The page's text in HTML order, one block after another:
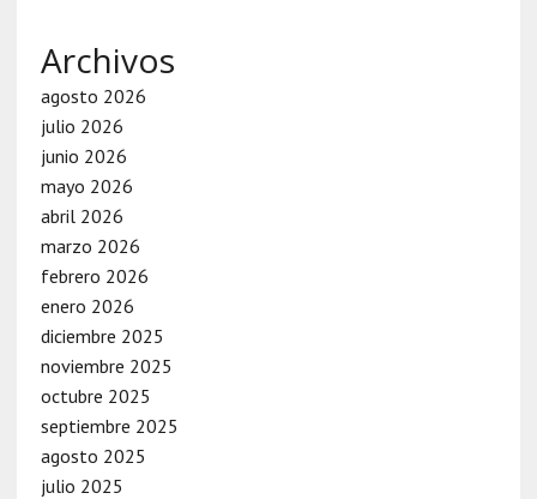
Archivos
agosto 2026
julio 2026
junio 2026
mayo 2026
abril 2026
marzo 2026
febrero 2026
enero 2026
diciembre 2025
noviembre 2025
octubre 2025
septiembre 2025
agosto 2025
julio 2025